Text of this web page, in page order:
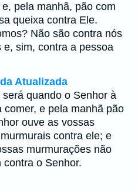
pela manhã, pão com
queixa contra Ele.
Não são contra nós
sim, contra a pessoa
Atualizada
quando o Senhor à
e pela manhã pão
ouve as vossas
contra ele; e
murmurações não
contra o Senhor.